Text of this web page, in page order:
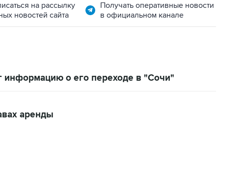
на рассылку
новостей сайта
Получать оперативные новости
в официальном канале
информацию о его переходе в "Сочи"
аренды